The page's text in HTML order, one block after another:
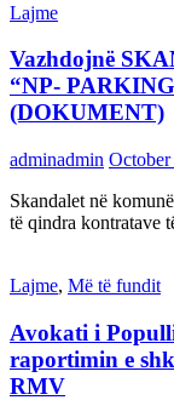
Lajme
Vazhdojnë
“NP-
(DOKUMENT)
adminadmin
Skandalet në
të qindra kontratave
Lajme, Më të fundit
Avokati i
raportimin e
RMV